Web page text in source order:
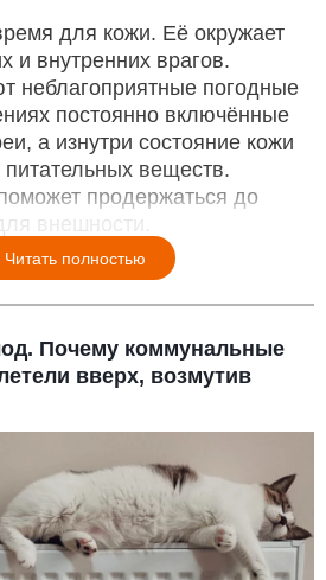
для кожи. Её окружает
и внутренних врагов.
неблагоприятные погодные
постоянно включённые
а изнутри состояние кожи
питательных веществ.
продержаться до
внешности.
Читать полностью
Почему коммунальные
вверх, возмутив